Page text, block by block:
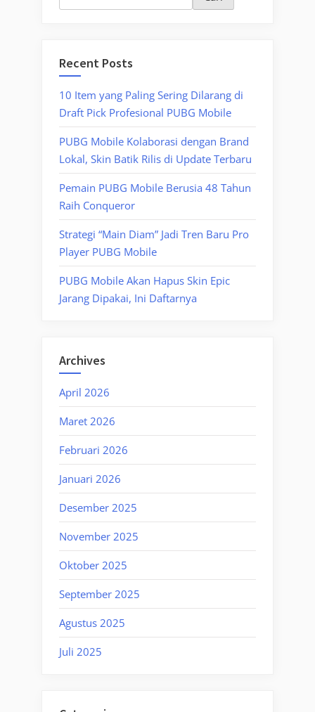
Recent Posts
10 Item yang Paling Sering Dilarang di
Draft Pick Profesional PUBG Mobile
PUBG Mobile Kolaborasi dengan Brand
Lokal, Skin Batik Rilis di Update Terbaru
Pemain PUBG Mobile Berusia 48 Tahun
Raih Conqueror
Strategi “Main Diam” Jadi Tren Baru Pro
Player PUBG Mobile
PUBG Mobile Akan Hapus Skin Epic
Jarang Dipakai, Ini Daftarnya
Archives
April 2026
Maret 2026
Februari 2026
Januari 2026
Desember 2025
November 2025
Oktober 2025
September 2025
Agustus 2025
Juli 2025